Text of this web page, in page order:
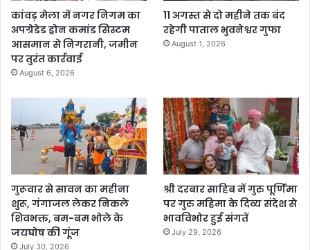
कांवड़ मेला में नगर निगम का
अपग्रेडेड ड्रोन कमांड सिस्टम
आसमान से निगरानी, जमीन
पर तुरंत कार्रवाई
August 6, 2026
11 अगस्त से दो महीने तक बंद
रहेगी पाताल भुवनेश्वर गुफा
August 1, 2026
गुरूवार से सावन का महीना
शुरू, गंगाजल लेकर निकले
शिवभक्त, बम-बम भोले के
जयघोष की गूंज
July 30, 2026
श्री दरबार साहिब में गुरु पूर्णिमा
पर गुरु महिमा के दिव्य संदेश से
भावविभोर हुई संगतें
July 29, 2026